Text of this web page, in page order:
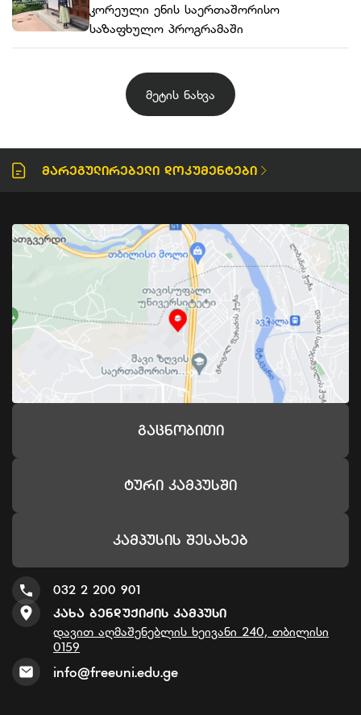
კორეული ენის საერთაშორისო
საზაფხულო პროგრამაში
მეტის ნახვა
Მარეგულირებელი Დოკუმენტები
Გაცნობითი
Ტური Კამპუსში
Კამპუსის Შესახებ
032 2 200 901
Კახა Ბენდუქიძის Კამპუსი
დავით აღმაშენებლის ხეივანი 240, თბილისი
0159
info@freeuni.edu.ge